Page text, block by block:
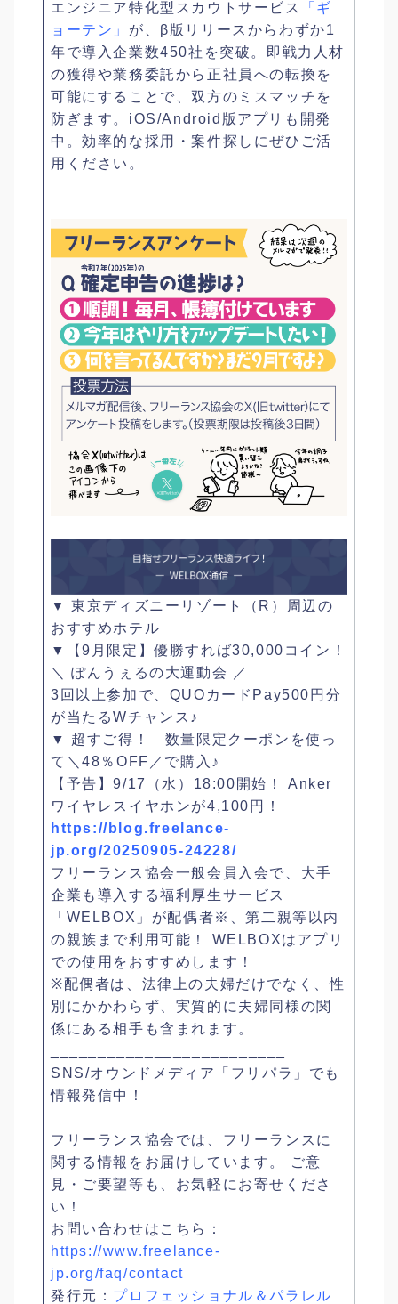
エンジニア特化型スカウトサービス
「ギ
ョーテン」 が、β版リリースからわずか1
年で導入企業数450社を突破。即戦力人材
の獲得や業務委託から正社員への転換を
可能にすることで、双方のミスマッチを
防ぎます。iOS/Android版アプリも開発
中。効率的な採用・案件探しにぜひご活
用ください。
▼ 東京ディズニーリゾート（R）周辺の
おすすめホテル
▼【9月限定】優勝すれば30,000コイン！
＼ ぽんうぇるの大運動会 ／
3回以上参加で、QUOカードPay500円分
が当たるWチャンス♪
▼ 超すご得！ 数量限定クーポンを使っ
て＼48％OFF／で購入♪
【予告】9/17（水）18:00開始！ Anker
ワイヤレスイヤホンが4,100円！
https://blog.freelance-
jp.org/20250905-24228/
フリーランス協会一般会員入会で、大手
企業も導入する福利厚生サービス
「WELBOX」が配偶者※、第二親等以内
の親族まで利用可能！ WELBOXはアプリ
での使用をおすすめします！
※配偶者は、法律上の夫婦だけでなく、性
別にかかわらず、実質的に夫婦同様の関
係にある相手も含まれます。
SNS/オウンドメディア「フリパラ」でも
情報発信中！
フリーランス協会では、フリーランスに
関する情報をお届けしています。 ご意
見・ご要望等も、お気軽にお寄せくださ
い！
お問い合わせはこちら：
https://www.freelance-
jp.org/faq/contact
発行元： プロフェッショナル＆パラレル